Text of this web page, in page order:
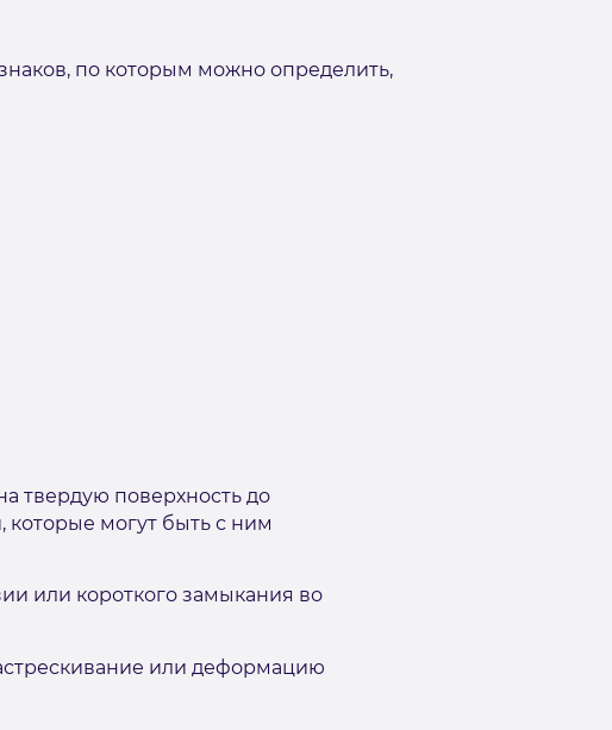
по которым можно определить,
твердую поверхность до
которые могут быть с ним
или короткого замыкания во
или деформацию